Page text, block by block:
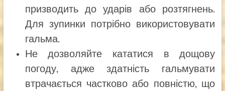
призводить до ударів або розтягнень.
Для зупинки потрібно використовувати
гальма.
Не дозволяйте кататися в дощову
погоду, адже здатність гальмувати
втрачається частково або повністю, що